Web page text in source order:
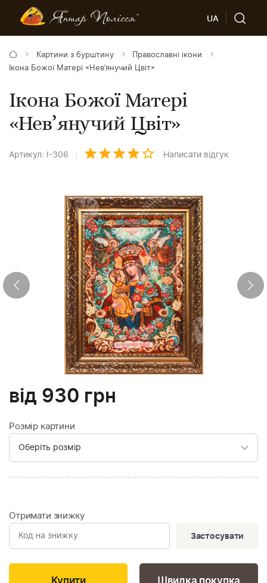
UA
Картини з бурштину
Православні ікони
Ікона Божої Матері «Нев’янучий Цвіт»
Ікона Божої Матері
«Нев’янучий Цвіт»
Артикул: І-306 Написати відгук
від 930 грн
Розмір картини
Отримати знижку
Застосувати
Швидка покупка